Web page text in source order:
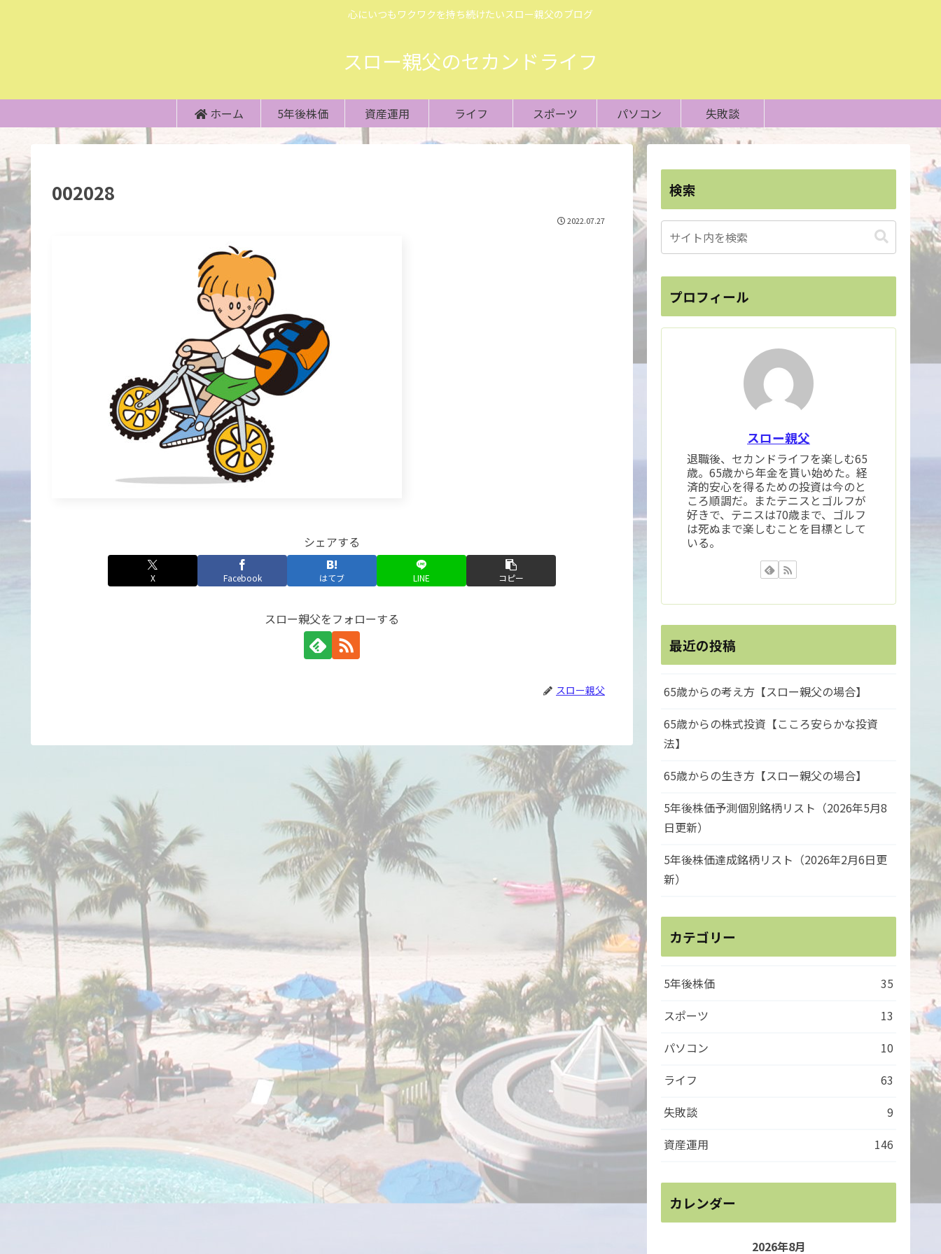
心にいつもワクワクを持ち続けたいスロー親父のブログ
スロー親父のセカンドライフ
ホーム 5年後株価 資産運用 ライフ スポーツ パソコン 失敗談
002028
2022.07.27
シェアする
X Facebook はてブ LINE コピー
スロー親父をフォローする
スロー親父
検索
プロフィール
スロー親父
退職後、セカンドライフを楽しむ65
歳。65歳から年金を貰い始めた。経
済的安心を得るための投資は今のと
ころ順調だ。またテニスとゴルフが
好きで、テニスは70歳まで、ゴルフ
は死ぬまで楽しむことを目標として
いる。
最近の投稿
65歳からの考え方【スロー親父の場合】
65歳からの株式投資【こころ安らかな投資
法】
65歳からの生き方【スロー親父の場合】
5年後株価予測個別銘柄リスト（2026年5月8
日更新）
5年後株価達成銘柄リスト（2026年2月6日更
新）
カテゴリー
5年後株価
35
スポーツ
13
パソコン
10
ライフ
63
失敗談
9
資産運用
146
カレンダー
2026年8月